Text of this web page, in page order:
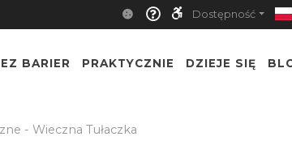
Dostępność
BARIER PRAKTYCZNIE DZIEJE SIĘ
- Wieczna Tułaczka